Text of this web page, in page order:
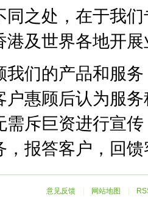
同之处，在于我
港及世界各地开
我们的产品和服
户惠顾后认为服
需斥巨资进行宣
，报答客户，回
意见反馈| 网站地图